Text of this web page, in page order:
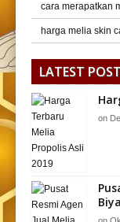
cara merapatkan
harga melia skin
LATEST
on